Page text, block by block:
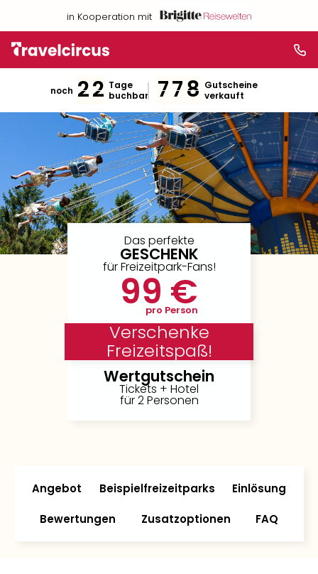
in Kooperation mit
noch 22 Tage
buchbar
778 Gutscheine
verkauft
Das perfekte
GESCHENK
für Freizeitpark-Fans!
99 €
pro Person
Verschenke
Freizeitspaß!
Wertgutschein
Tickets + Hotel
für 2 Personen
Angebot Beispielfreizeitparks Einlösung
Bewertungen Zusatzoptionen FAQ